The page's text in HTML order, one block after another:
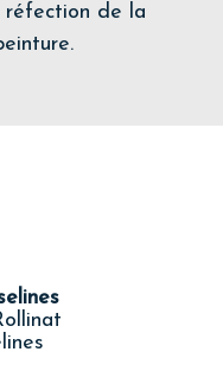
de la